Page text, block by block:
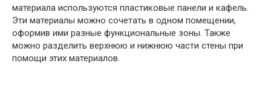
материала используются пластиковые панели и кафель.
Эти материалы можно сочетать в одном помещении,
оформив ими разные функциональные зоны. Также
можно разделить верхнюю и нижнюю части стены при
помощи этих материалов.